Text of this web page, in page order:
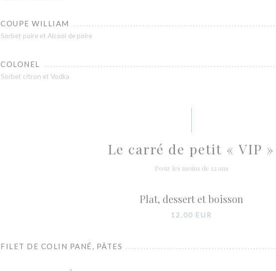
COUPE WILLIAM
Sorbet poire et Alcool de poire
COLONEL
Sorbet citron et Vodka
Le carré de petit « VIP »
Pour les moins de 12 ans
Plat, dessert et boisson
12,00 EUR
FILET DE COLIN PANÉ, PÂTES